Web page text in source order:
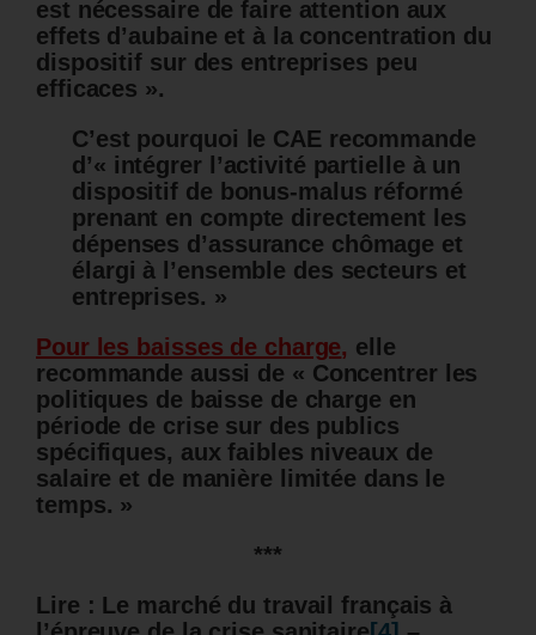
est nécessaire de faire attention aux
effets d’aubaine et à la concentration du
dispositif sur des entreprises peu
efficaces ».
C’est pourquoi le CAE recommande
d’« intégrer l’activité partielle à un
dispositif de bonus-malus réformé
prenant en compte directement les
dépenses d’assurance chômage et
élargi à l’ensemble des secteurs et
entreprises. »
Pour les baisses de charge, elle
recommande aussi de « Concentrer les
politiques de baisse de charge en
période de crise sur des publics
spécifiques, aux faibles niveaux de
salaire et de manière limitée dans le
temps. »
***
Lire : Le marché du travail français à